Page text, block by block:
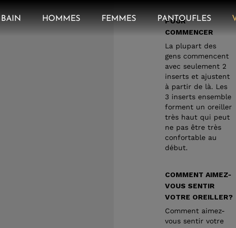
BAIN HOMMES FEMMES PANTOUFLES
POUR
COMMENCER
La plupart des
gens commencent
avec seulement 2
inserts et ajustent
à partir de là. Les
3 inserts ensemble
forment un oreiller
très haut qui peut
ne pas être très
confortable au
début.
COMMENT AIMEZ-
VOUS SENTIR
VOTRE OREILLER?
Comment aimez-
vous sentir votre